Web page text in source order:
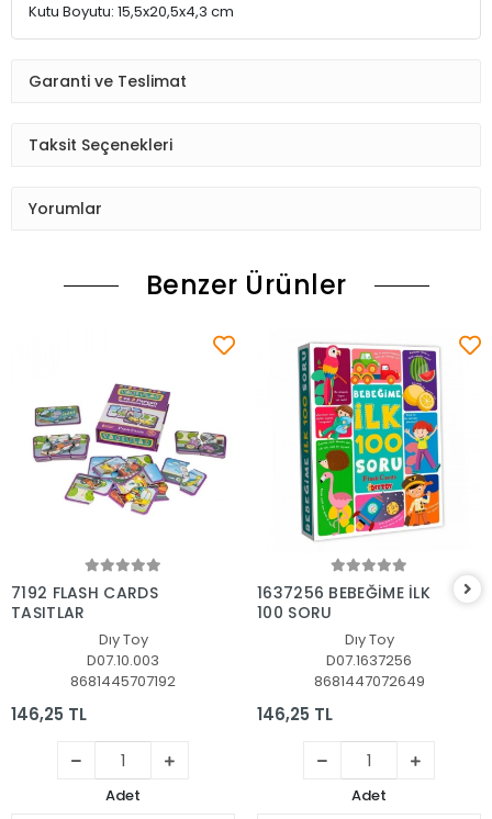
Kutu Boyutu: 15,5x20,5x4,3 cm
Garanti ve Teslimat
Taksit Seçenekleri
Yorumlar
Benzer Ürünler
7192 FLASH CARDS
TAŞITLAR
Dıy Toy
D07.10.003
8681445707192
146,25 TL
Adet
Sepete Ekle
1637256 BEBEĞİME İLK
100 SORU
Dıy Toy
D07.1637256
8681447072649
146,25 TL
Adet